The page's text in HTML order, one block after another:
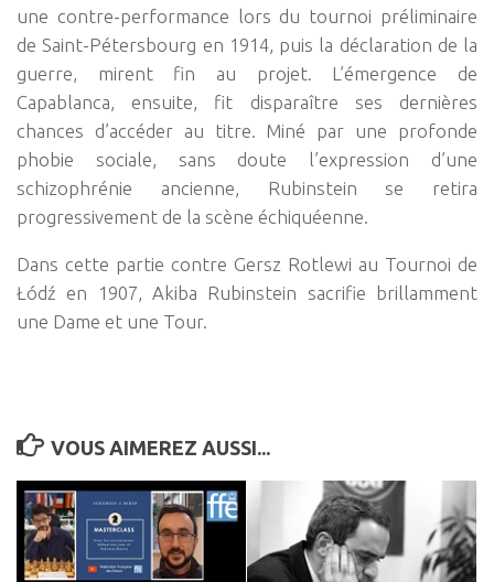
une contre-performance lors du tournoi préliminaire
de Saint-Pétersbourg en 1914, puis la déclaration de la
guerre, mirent fin au projet. L’émergence de
Capablanca, ensuite, fit disparaître ses dernières
chances d’accéder au titre. Miné par une profonde
phobie sociale, sans doute l’expression d’une
schizophrénie ancienne, Rubinstein se retira
progressivement de la scène échiquéenne.
Dans cette partie contre Gersz Rotlewi au Tournoi de
Łódź en 1907, Akiba Rubinstein sacrifie brillamment
une Dame et une Tour.
VOUS AIMEREZ AUSSI...